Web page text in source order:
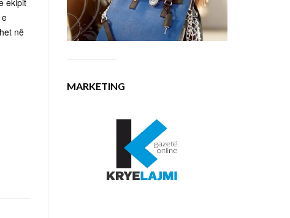
ekipit
në
MARKETING